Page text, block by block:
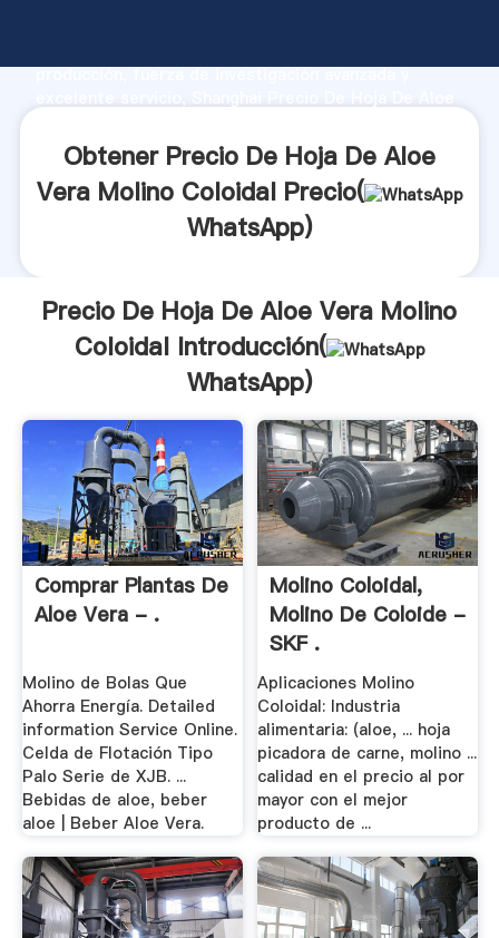
producción, fuerza de investigación avanzada y
valores a todos los clientes.
Obtener Precio De Hoja De Aloe
Vera Molino Coloidal Precio(
WhatsApp)
Precio De Hoja De Aloe Vera Molino
Coloidal Introducción(
WhatsApp)
Comprar Plantas De
Aloe Vera - .
Molino de Bolas Que
Ahorra Energía. Detailed
information Service Online.
Celda de Flotación Tipo
Palo Serie de XJB. ...
Bebidas de aloe, beber
aloe | Beber Aloe Vera.
Molino Coloidal,
Molino De Coloide -
SKF .
Aplicaciones Molino
Coloidal: Industria
alimentaria: (aloe, ... hoja
picadora de carne, molino ...
calidad en el precio al por
mayor con el mejor
producto de ...